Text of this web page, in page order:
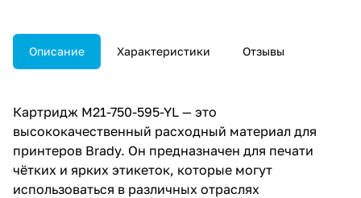
Описание Характеристики Отзывы
Картридж M21-750-595-YL — это
высококачественный расходный материал для
принтеров Brady. Он предназначен для печати
чётких и ярких этикеток, которые могут
использоваться в различных отраслях